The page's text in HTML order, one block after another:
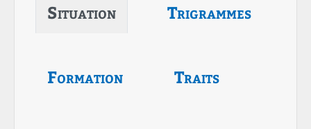
Situation Trigrammes
Formation Traits